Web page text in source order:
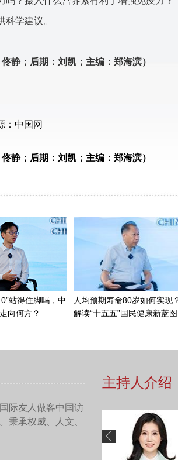
学建议。
静；后期：刘凯；主编：郑海滨）
：中国网
静；后期：刘凯；主编：郑海滨）